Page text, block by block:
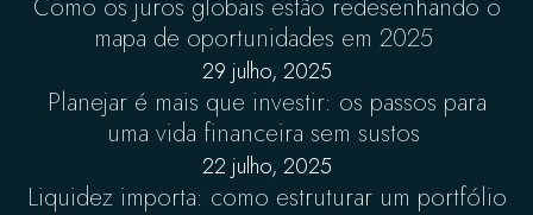
Como os juros globais estão redesenhando o
mapa de oportunidades em 2025
29 julho, 2025
Planejar é mais que investir: os passos para
uma vida financeira sem sustos
22 julho, 2025
Liquidez importa: como estruturar um portfólio